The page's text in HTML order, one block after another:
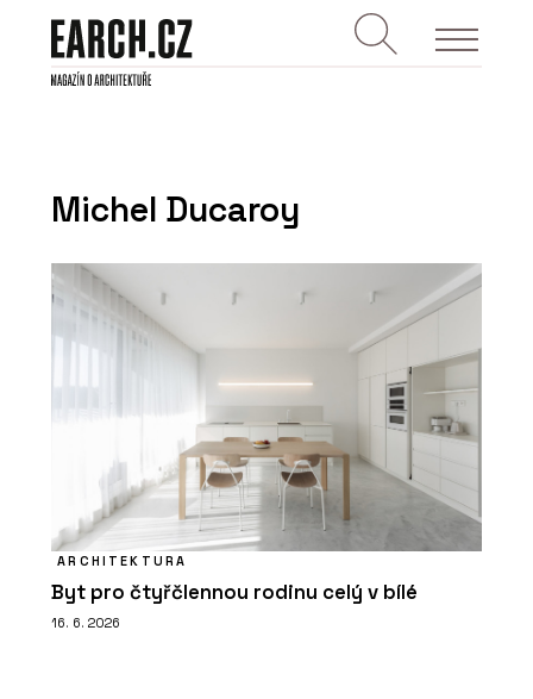
Michel Ducaroy
ARCHITEKTURA
Byt pro čtyřčlennou rodinu celý v bílé
16. 6. 2026